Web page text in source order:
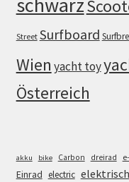
Street Surfboard
Wien yacht toy
Österreich
akku bike Carbon dreirad
Einrad electric elektrisch